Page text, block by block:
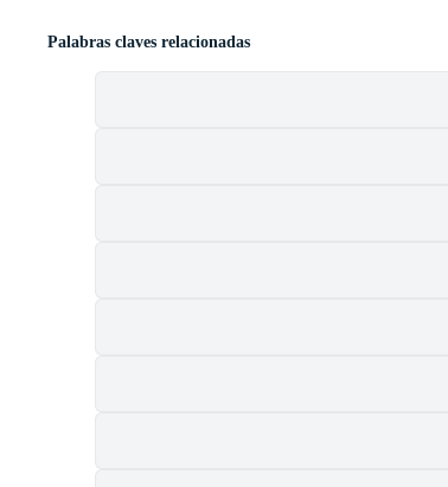
Palabras claves relacionadas